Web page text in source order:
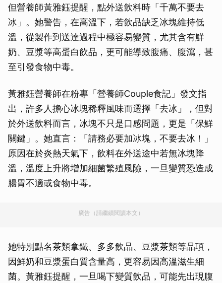
但營養師黃雅鈺提醒，點外送飲料時「千萬不要去
冰」。她警告，在高溫下，若飲品缺乏冰塊維持低
溫，從製作到送達過程中極容易變質，尤其含有鮮
奶、豆漿等高蛋白飲品，更可能導致腹痛、腹瀉，甚
至引發食物中毒。
黃雅鈺營養師在粉專「營養師Couple食記」發文指
出，許多人擔心冰塊稀釋風味而選擇「去冰」，但對
於外送飲料而言，冰塊不只是口感問題，更是「保鮮
關鍵」。她直言：「請務必要加冰塊，不要去冰！」
原因在於炎熱天氣下，飲料在外送途中若無冰塊降
溫，溫度上升將增加細菌繁殖風險，一旦變質恐造成
腸胃不適或食物中毒。
廣告（請繼續閱讀本文）
她特別點名茶類拿鐵、多多飲品、豆漿茶類等品項，
因鮮奶和豆漿蛋白質含量高，更容易因高溫滋生細
菌。黃雅鈺提醒，一旦喝下變質飲品，可能先出現腹